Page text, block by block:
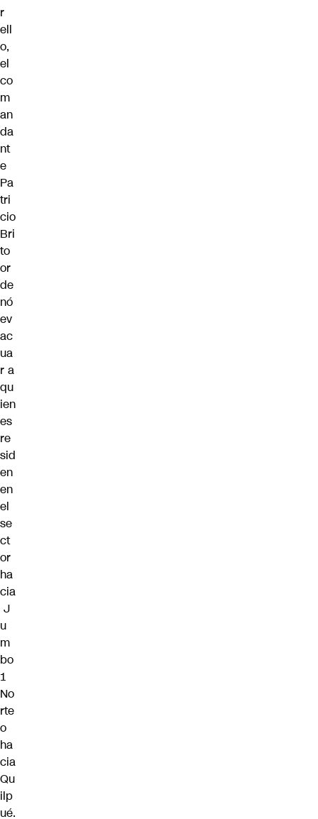
r
ell
o,
el
co
m
an
da
nt
e
Pa
tri
cio
Bri
to
or
de
nó
ev
ac
ua
r a
qu
ien
es
re
sid
en
en
el
se
ct
or
ha
cia
J
u
m
bo
1
No
rte
o
ha
cia
Qu
ilp
ué.